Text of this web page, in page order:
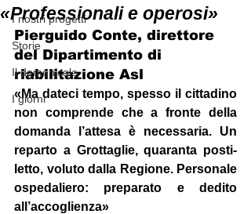
I nostri progetti
Storie
Il domenicale
I giorni
«Professionali e operosi»
Pierguido Conte, direttore
del Dipartimento di
riabilitazione Asl
«Ma dateci tempo, spesso il cittadino
non comprende che a fronte della
domanda l’attesa è necessaria. Un
reparto a Grottaglie, quaranta posti-
letto, voluto dalla Regione. Personale
ospedaliero: preparato e dedito
all’accoglienza»